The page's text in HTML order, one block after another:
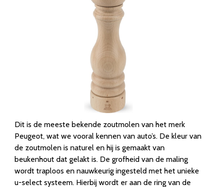
Dit is de meeste bekende zoutmolen van het merk
Peugeot, wat we vooral kennen van auto’s. De kleur van
de zoutmolen is naturel en hij is gemaakt van
beukenhout dat gelakt is. De grofheid van de maling
wordt traploos en nauwkeurig ingesteld met het unieke
u-select systeem. Hierbij wordt er aan de ring van de